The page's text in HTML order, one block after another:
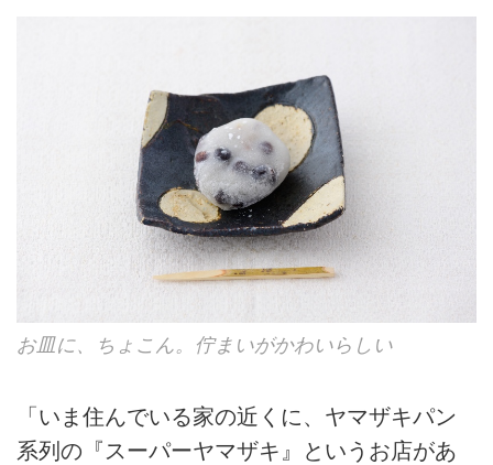
お皿に、ちょこん。佇まいがかわいらしい
「いま住んでいる家の近くに、ヤマザキパン
系列の『スーパーヤマザキ』というお店があ